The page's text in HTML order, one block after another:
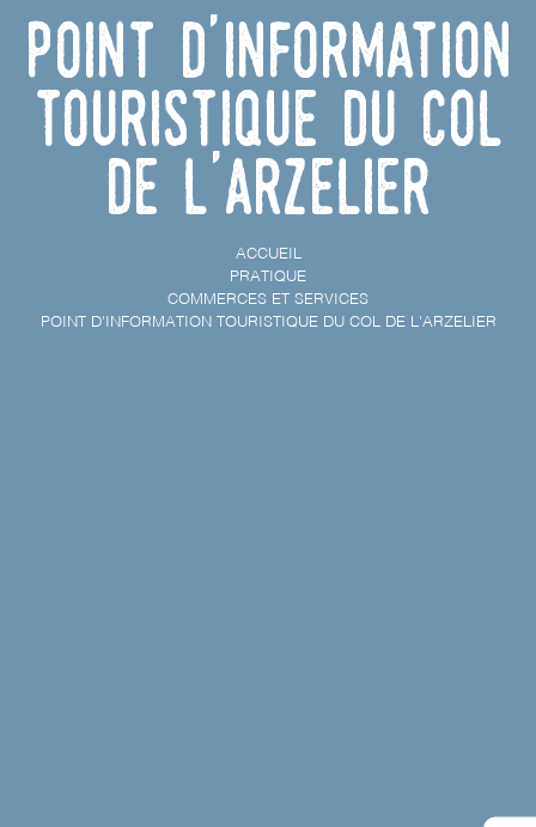
Point d'information
touristique du Col
de l'Arzelier
ACCUEIL
PRATIQUE
COMMERCES ET SERVICES
POINT D'INFORMATION TOURISTIQUE DU COL DE L'ARZELIER